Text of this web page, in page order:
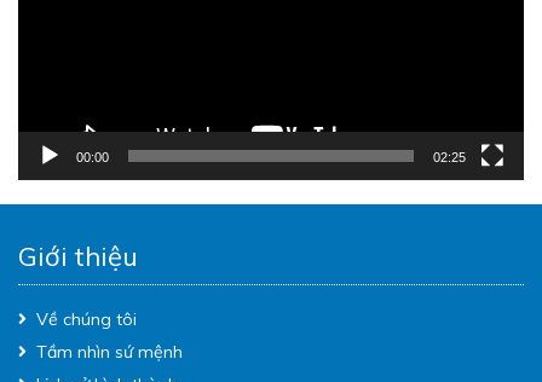
00:00 02:25
Giới thiệu
Về chúng tôi
Tầm nhìn sứ mệnh